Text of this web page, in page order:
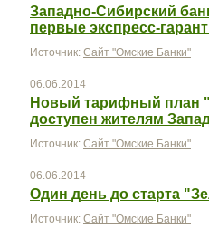
Западно-Сибирский
первые экспресс-
Источник: Сайт "Омские Банки"
06.06.2014
Новый тарифный план
доступен жителям
Источник: Сайт "Омские Банки"
06.06.2014
Один день до старта
Источник: Сайт "Омские Банки"